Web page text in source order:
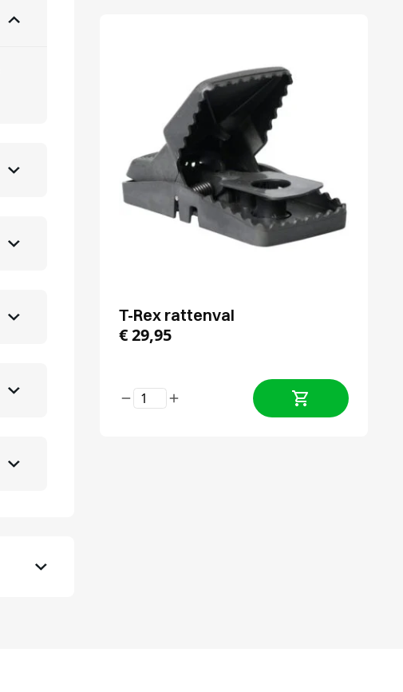
T-Rex rattenval
€29,95